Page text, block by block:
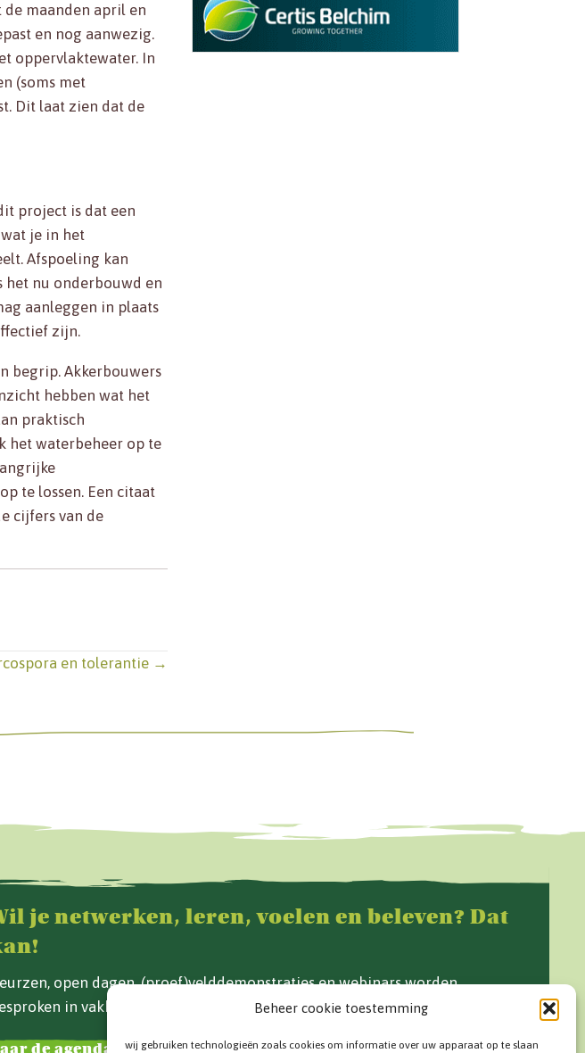
Beheer cookie toestemming
wij gebruiken technologieën zoals cookies om informatie over uw apparaat op te slaan
maanden april en
en nog aanwezig.
oppervlaktewater. In
(soms met
Dit laat zien dat de
project is dat een
je in het
Afspoeling kan
het nu onderbouwd en
aanleggen in plaats
zijn.
begrip. Akkerbouwers
hebben wat het
praktisch
het waterbeheer op te
te lossen. Een citaat
cijfers van de
en tolerantie →
je netwerken, leren, voelen en beleven? Dat
open dagen, (proef)velddemonstraties en webinars worden
in vakblad Van de Grond en op www.vandegrond.net.
de agenda